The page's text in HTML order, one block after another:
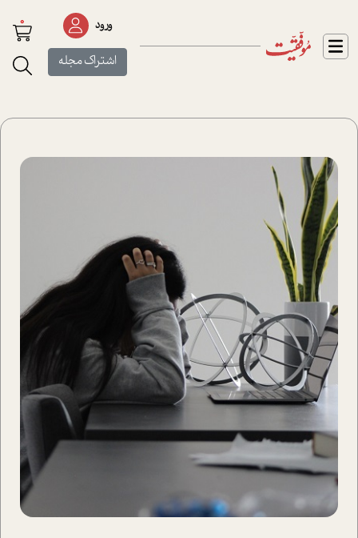
ورود
اشتراک مجله
0